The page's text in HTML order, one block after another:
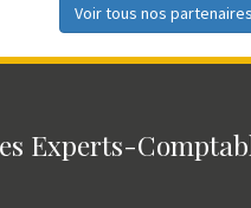
Voir tous nos partenaires
Experts-